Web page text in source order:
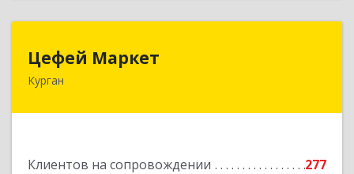
Цефей Маркет
Курган
Клиентов на сопровождении
277
640002, Курганская обл, Курган г, М.Горького